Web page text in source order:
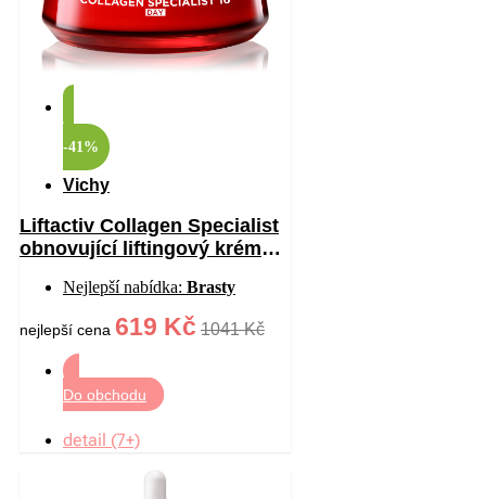
-41%
Vichy
Liftactiv Collagen Specialist
obnovující liftingový krém
Nejlepší nabídka: Brasty
nejlepší cena 619 Kč 1041 Kč
Do obchodu
detail (7+)